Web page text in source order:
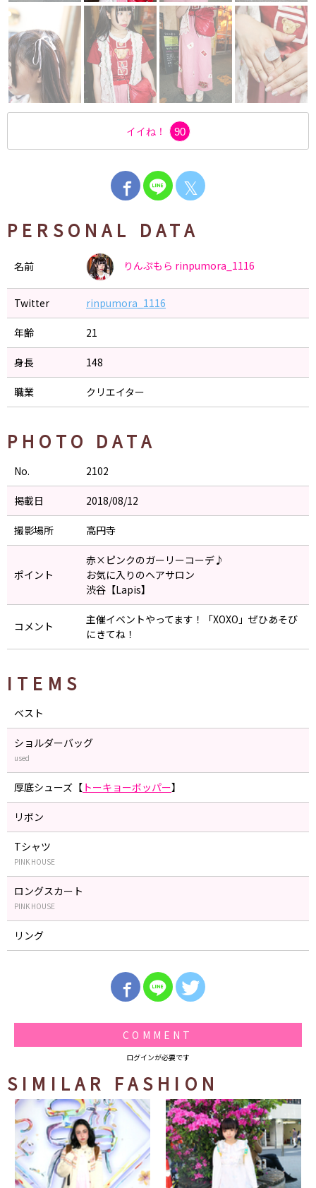
イイね！ 90
𝕏
PERSONAL DATA
名前 りんぷもら rinpumora_1116
Twitter rinpumora_1116
年齢 21
身長 148
職業 クリエイター
PHOTO DATA
No. 2102
掲載日 2018/08/12
撮影場所 高円寺
ポイント
赤×ピンクのガーリーコーデ♪
お気に入りのヘアサロン
渋谷【Lapis】
コメント
主催イベントやってます！「XOXO」ぜひあそび
にきてね！
ITEMS
ベスト
ショルダーバッグ
used
厚底シューズ【 トーキョーボッパー】
リボン
Tシャツ
PINK HOUSE
ロングスカート
PINK HOUSE
リング
COMMENT
ログインが必要です
SIMILAR FASHION